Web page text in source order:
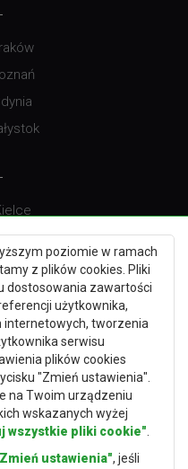
poziomie w ramach
z plików cookies. Pliki
dostosowania zawartości
użytkownika,
tworzenia
serwisu
plików cookies
"Zmień ustawienia".
na Twoim urządzeniu
wskazanych wyżej
wszystkie pliki cookie"
ustawienia", jeśli